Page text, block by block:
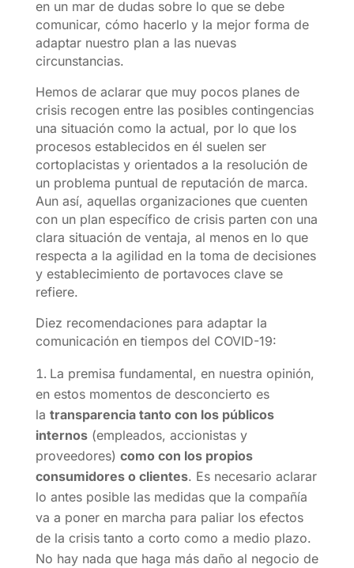
en un mar de dudas sobre lo que se debe
comunicar, cómo hacerlo y la mejor forma de
adaptar nuestro plan a las nuevas
circunstancias.
Hemos de aclarar que muy pocos planes de
crisis recogen entre las posibles contingencias
una situación como la actual, por lo que los
procesos establecidos en él suelen ser
cortoplacistas y orientados a la resolución de
un problema puntual de reputación de marca.
Aun así, aquellas organizaciones que cuenten
con un plan específico de crisis parten con una
clara situación de ventaja, al menos en lo que
respecta a la agilidad en la toma de decisiones
y establecimiento de portavoces clave se
refiere.
Diez recomendaciones para adaptar la
comunicación en tiempos del COVID-19:
La premisa fundamental, en nuestra opinión,
en estos momentos de desconcierto es
la transparencia tanto con los públicos
internos(empleados, accionistas y
proveedores) como con los propios
consumidores o clientes. Es necesario aclarar
lo antes posible las medidas que la compañía
va a poner en marcha para paliar los efectos
de la crisis tanto a corto como a medio plazo.
No hay nada que haga más daño al negocio de